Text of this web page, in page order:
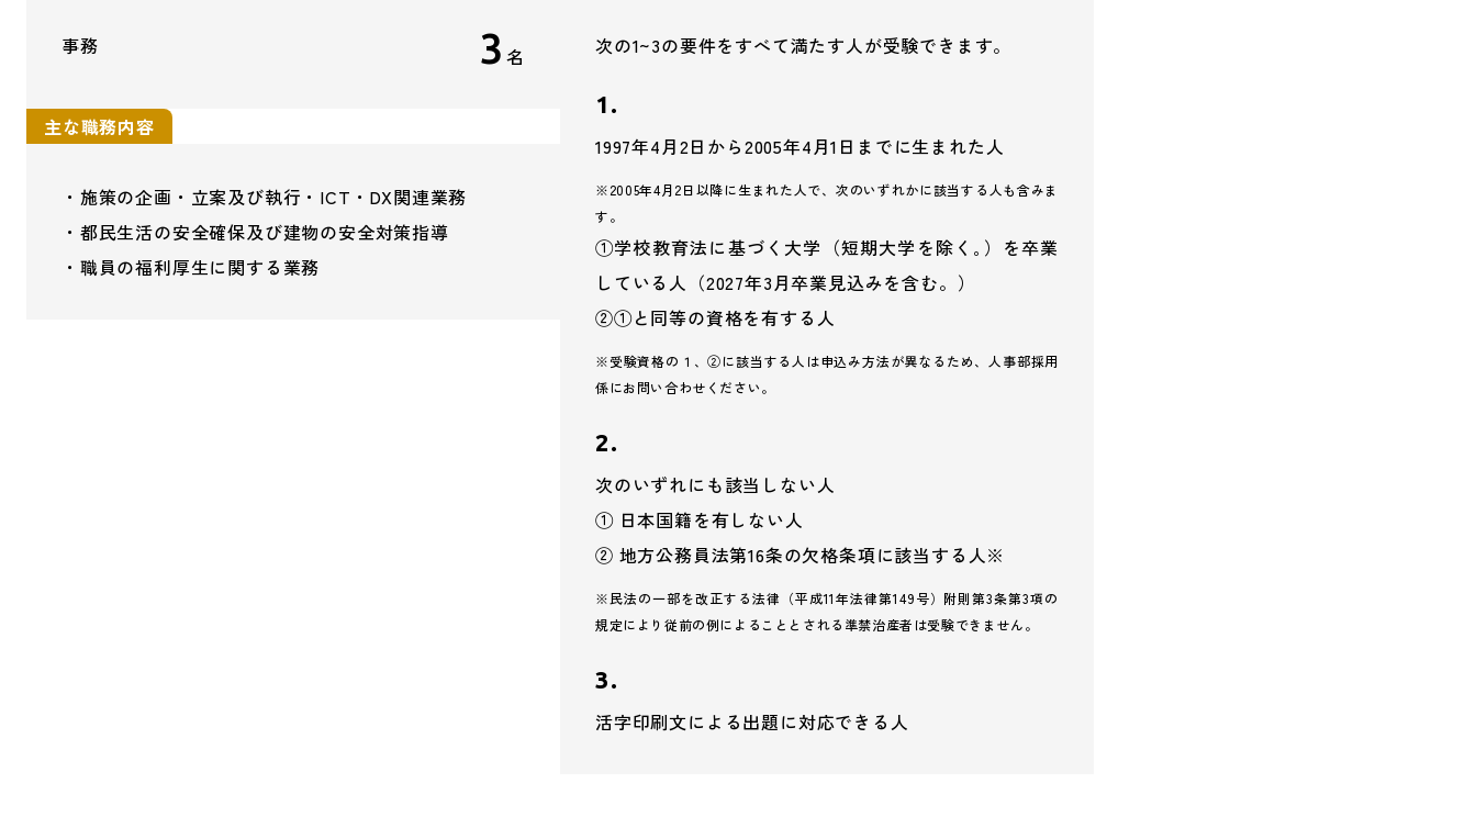
事務 3名
主な職務内容
・施策の企画・立案及び執行・ICT・DX関連業務
・都民生活の安全確保及び建物の安全対策指導
・職員の福利厚生に関する業務
次の1~3の要件をすべて満たす人が受験できます。
1.
1997年4月2日から2005年4月1日までに生まれた人
※2005年4月2日以降に生まれた人で、次のいずれかに該当する人も含みま
す。
①学校教育法に基づく大学（短期大学を除く｡）を卒業
している人（2027年3月卒業見込みを含む。）
②①と同等の資格を有する人
※受験資格の１、②に該当する人は申込み方法が異なるため、人事部採用
係にお問い合わせください。
2.
次のいずれにも該当しない人
① 日本国籍を有しない人
② 地方公務員法第16条の欠格条項に該当する人※
※民法の一部を改正する法律（平成11年法律第149号）附則第3条第3項の
規定により従前の例によることとされる準禁治産者は受験できません。
3.
活字印刷文による出題に対応できる人